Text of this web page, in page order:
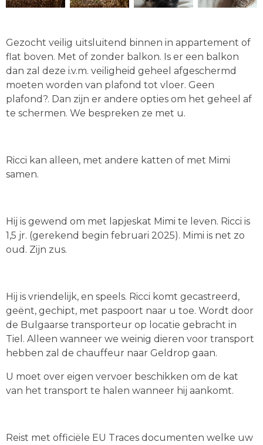
Gezocht veilig uitsluitend binnen in appartement of
flat boven. Met of zonder balkon. Is er een balkon
dan zal deze i.v.m. veiligheid geheel afgeschermd
moeten worden van plafond tot vloer. Geen
plafond?. Dan zijn er andere opties om het geheel af
te schermen. We bespreken ze met u.
Ricci kan alleen, met andere katten of met Mimi
samen.
Hij is gewend om met lapjeskat Mimi te leven. Ricci is
1,5 jr. (gerekend begin februari 2025). Mimi is net zo
oud. Zijn zus.
Hij is vriendelijk, en speels. Ricci komt gecastreerd,
geënt, gechipt, met paspoort naar u toe. Wordt door
de Bulgaarse transporteur op locatie gebracht in
Tiel. Alleen wanneer we weinig dieren voor transport
hebben zal de chauffeur naar Geldrop gaan.
U moet over eigen vervoer beschikken om de kat
van het transport te halen wanneer hij aankomt.
Reist met officiële EU Traces documenten welke uw